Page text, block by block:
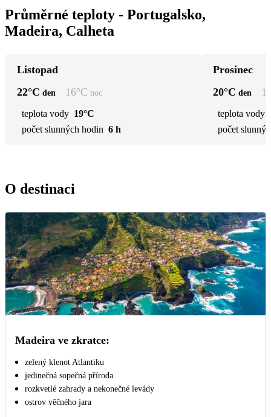
Průměrné teploty - Portugalsko,
Madeira, Calheta
Listopad
22°C den 16°C noc
teplota vody 19°C
počet slunných hodin 6 h
Prosinec
20°C den
teplota vody
počet
O destinaci
Madeira ve zkratce:
zelený klenot Atlantiku
jedinečná sopečná příroda
rozkvetlé zahrady a nekonečné levády
ostrov věčného jara